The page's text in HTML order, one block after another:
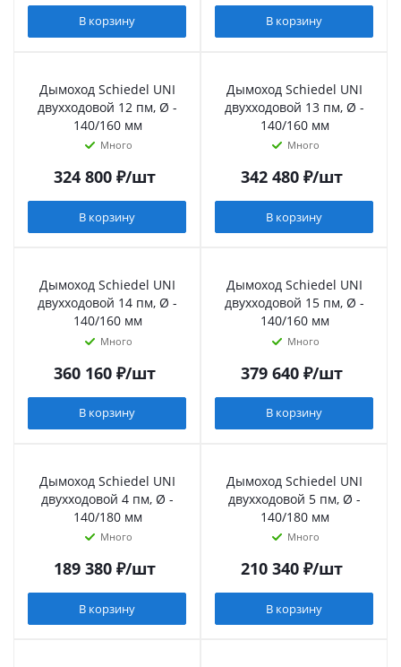
В корзину В корзину
Дымоход Schiedel UNI
двухходовой 12 пм, Ø -
140/160 мм
Много
324 800₽/шт
В корзину
Дымоход Schiedel UNI
двухходовой 13 пм, Ø -
140/160 мм
Много
342 480₽/шт
В корзину
Дымоход Schiedel UNI
двухходовой 14 пм, Ø -
140/160 мм
Много
360 160₽/шт
В корзину
Дымоход Schiedel UNI
двухходовой 15 пм, Ø -
140/160 мм
Много
379 640₽/шт
В корзину
Дымоход Schiedel UNI
двухходовой 4 пм, Ø -
140/180 мм
Много
189 380₽/шт
В корзину
Дымоход Schiedel UNI
двухходовой 5 пм, Ø -
140/180 мм
Много
210 340₽/шт
В корзину